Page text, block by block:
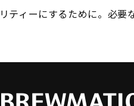
ティーにするために。必要